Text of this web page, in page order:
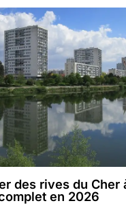
des rives du Cher
en 2026